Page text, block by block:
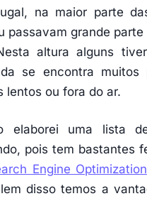
na maior parte
passavam grande
altura alguns
se encontra muitos
lentos ou fora do ar.
elaborei uma lista
pois tem bastantes
Engine Optimization
disso temos a